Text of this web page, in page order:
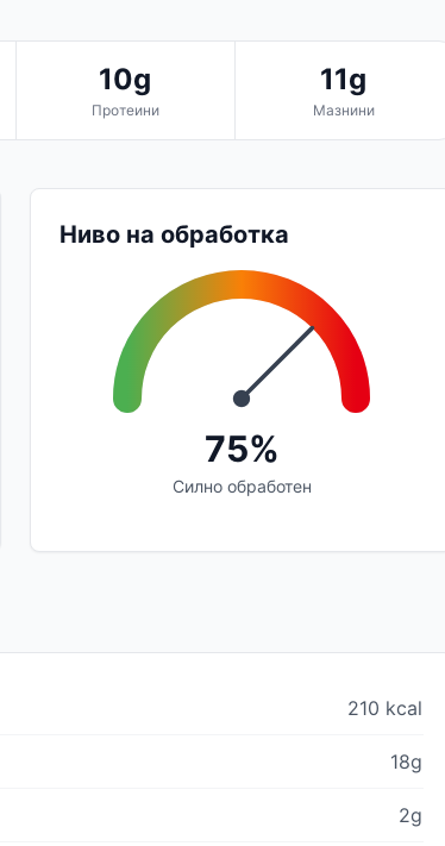
10g
Протеини
11g
Мазнини
Ниво на обработка
75%
Силно обработен
210 kcal
18g
2g